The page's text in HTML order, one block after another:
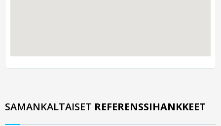
SAMANKALTAISET REFERENSSIHANKKEET